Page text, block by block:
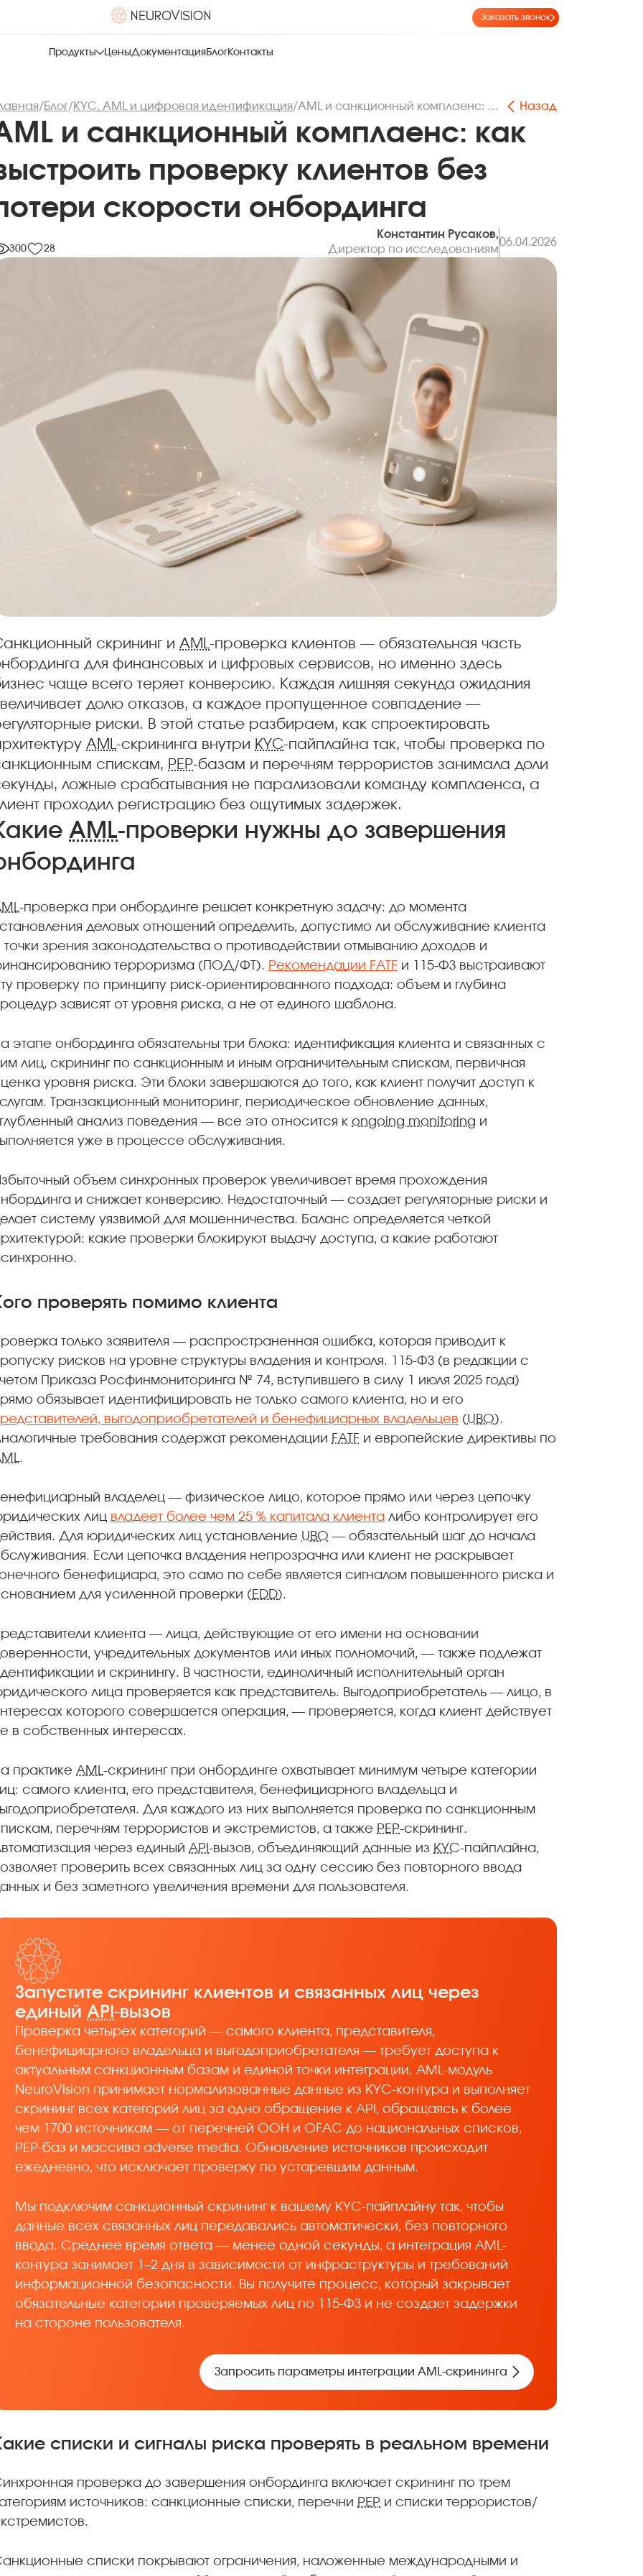
Заказать звонок
Продукты ЦеныДокументацияБлогКонтакты
/Блог/KYC, AML и цифровая идентификация/ AML и санкционный комплаенс: как выстроить проверку клиентов без потери скорости онбординга Назад
и санкционный комплаенс: как
проверку клиентов без
скорости онбординга
300 28
Константин Русаков,
Директор по исследованиям
06.04.2026
скрининг и AML-проверка клиентов — обязательная часть
для финансовых и цифровых сервисов, но именно здесь
чаще всего теряет конверсию. Каждая лишняя секунда ожидания
долю отказов, а каждое пропущенное совпадение —
риски. В этой статье разбираем, как спроектировать
AML-скрининга внутри KYC-пайплайна так, чтобы проверка по
спискам, PEP-базам и перечням террористов занимала доли
ложные срабатывания не парализовали команду комплаенса, а
проходил регистрацию без ощутимых задержек.
AML-проверки нужны до завершения
-проверка при онбординге решает конкретную задачу: до момента
деловых отношений определить, допустимо ли обслуживание клиента
точки зрения законодательства о противодействии отмыванию доходов и
терроризма (ПОД/ФТ). Рекомендации FATF и 115-ФЗ выстраивают
проверку по принципу риск-ориентированного подхода: объем и глубина
зависят от уровня риска, а не от единого шаблона.
этапе онбординга обязательны три блока: идентификация клиента и связанных с
лиц, скрининг по санкционным и иным ограничительным спискам, первичная
уровня риска. Эти блоки завершаются до того, как клиент получит доступ к
Транзакционный мониторинг, периодическое обновление данных,
анализ поведения — все это относится к ongoing monitoring и
уже в процессе обслуживания.
объем синхронных проверок увеличивает время прохождения
и снижает конверсию. Недостаточный — создает регуляторные риски и
систему уязвимой для мошенничества. Баланс определяется четкой
какие проверки блокируют выдачу доступа, а какие работают
проверять помимо клиента
только заявителя — распространенная ошибка, которая приводит к
рисков на уровне структуры владения и контроля. 115-ФЗ (в редакции с
Приказа Росфинмониторинга № 74, вступившего в силу 1 июля 2025 года)
обязывает идентифицировать не только самого клиента, но и его
выгодоприобретателей и бенефициарных владельцев (UBO).
требования содержат рекомендации FATF и европейские директивы по
.
владелец — физическое лицо, которое прямо или через цепочку
лиц владеет более чем 25 % капитала клиента либо контролирует его
Для юридических лиц установление UBO — обязательный шаг до начала
Если цепочка владения непрозрачна или клиент не раскрывает
бенефициара, это само по себе является сигналом повышенного риска и
для усиленной проверки (EDD).
клиента — лица, действующие от его имени на основании
учредительных документов или иных полномочий, — также подлежат
и скринингу. В частности, единоличный исполнительный орган
лица проверяется как представитель. Выгодоприобретатель — лицо, в
которого совершается операция, — проверяется, когда клиент действует
в собственных интересах.
практике AML-скрининг при онбординге охватывает минимум четыре категории
самого клиента, его представителя, бенефициарного владельца и
Для каждого из них выполняется проверка по санкционным
перечням террористов и экстремистов, а также PEP-скрининг.
через единый API -вызов, объединяющий данные из KYC-пайплайна,
проверить всех связанных лиц за одну сессию без повторного ввода
и без заметного увеличения времени для пользователя.
Запустите скрининг клиентов и связанных лиц через
единый API -вызов
Проверка четырех категорий — самого клиента, представителя,
бенефициарного владельца и выгодоприобретателя — требует доступа к
актуальным санкционным базам и единой точки интеграции. AML-модуль
NeuroVision принимает нормализованные данные из KYC-контура и выполняет
скрининг всех категорий лиц за одно обращение к API, обращаясь к более
чем 1700 источникам — от перечней ООН и OFAC до национальных списков,
PEP-баз и массива adverse media. Обновление источников происходит
ежедневно, что исключает проверку по устаревшим данным.
Мы подключим санкционный скрининг к вашему KYC-пайплайну так, чтобы
данные всех связанных лиц передавались автоматически, без повторного
ввода. Среднее время ответа — менее одной секунды, а интеграция AML-
контура занимает 1–2 дня в зависимости от инфраструктуры и требований
информационной безопасности. Вы получите процесс, который закрывает
обязательные категории проверяемых лиц по 115-ФЗ и не создает задержки
на стороне пользователя.
Запросить параметры интеграции AML-скрининга
списки и сигналы риска проверять в реальном времени
проверка до завершения онбординга включает скрининг по трем
источников: санкционные списки, перечни PEP и списки террористов/
списки покрывают ограничения, наложенные международными и